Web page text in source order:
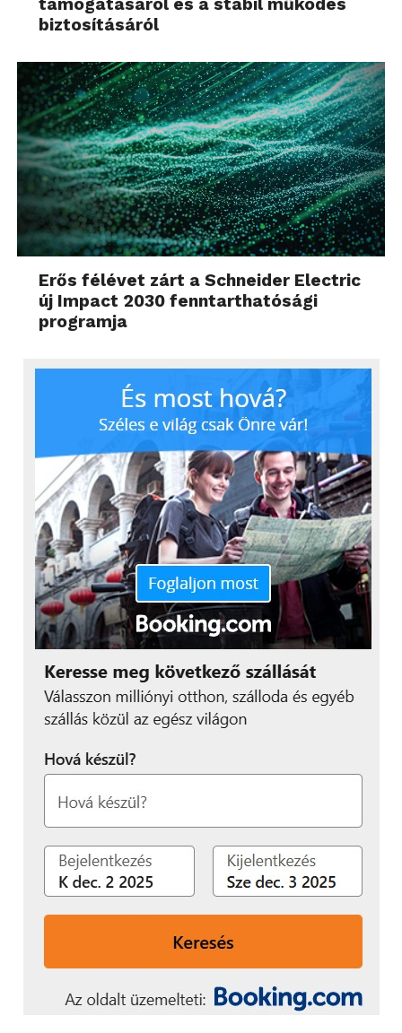
támogatásáról és a stabil működés
biztosításáról
Erős félévet zárt a Schneider Electric
új Impact 2030 fenntarthatósági
programja